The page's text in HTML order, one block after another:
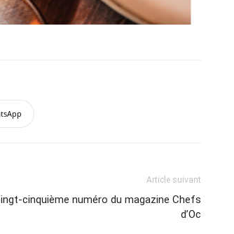
Article suivant
cinquième numéro du magazine Chefs
d’Oc